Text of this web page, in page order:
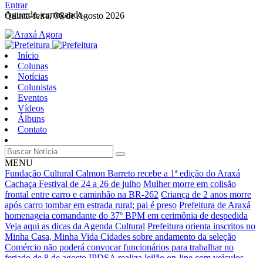
Aguarde, carregando...
Entrar
Quinta-feira, 06 de Agosto 2026
Início
Colunas
Notícias
Colunistas
Eventos
Vídeos
Álbuns
Contato
MENU
Fundação Cultural Calmon Barreto recebe a 1ª edição do Araxá
Cachaça Festival de 24 a 26 de julho Mulher morre em colisão
frontal entre carro e caminhão na BR-262 Criança de 2 anos morre
após carro tombar em estrada rural; pai é preso Prefeitura de Araxá
homenageia comandante do 37º BPM em cerimônia de despedida
Veja aqui as dicas da Agenda Cultural Prefeitura orienta inscritos no
Minha Casa, Minha Vida Cidades sobre andamento da seleção
Comércio não poderá convocar funcionários para trabalhar no